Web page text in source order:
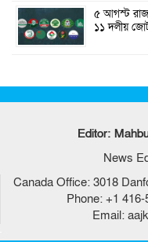
৫ আগস্ট
১১ দলীয়
Editor:
News
Canada Office: 3018
Phone: +1
Email: